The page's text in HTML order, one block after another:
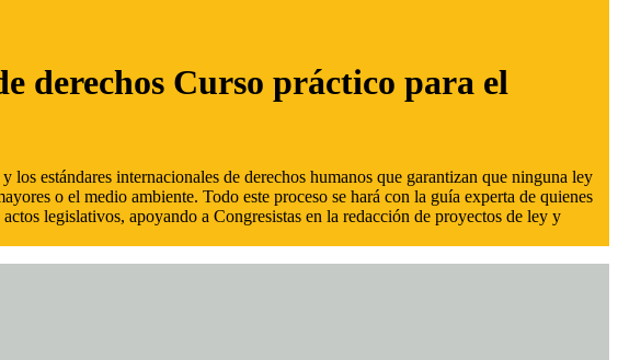
derechos Curso práctico para el
estándares internacionales de derechos humanos que garantizan que ninguna ley
o el medio ambiente. Todo este proceso se hará con la guía experta de quienes
legislativos, apoyando a Congresistas en la redacción de proyectos de ley y